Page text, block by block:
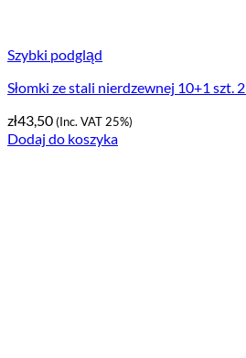
Szybki podgląd
Słomki ze stali nierdzewnej 10+1 szt.
zł43,50(Inc. VAT 25%)
Dodaj do koszyka